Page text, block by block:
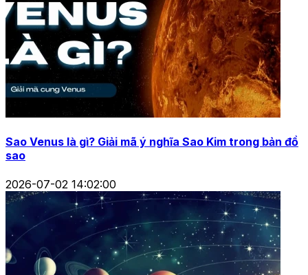
Sao Venus là gì? Giải mã ý nghĩa Sao Kim trong bản đồ
sao
2026-07-02 14:02:00